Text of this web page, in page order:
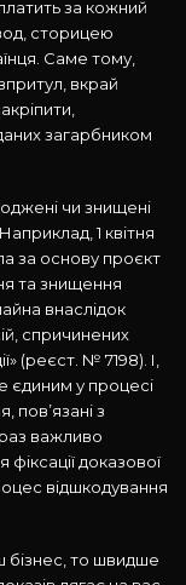
за кожний
сторицею
Саме тому,
вкрай
загарбником
чи знищені
1 квітня
за основу проєкт
та знищення
внаслідок
спричинених
(реєст. № 7198). І,
єдиним у процесі
пов’язані з
важливо
фіксації доказової
відшкодування
бізнес, то швидше